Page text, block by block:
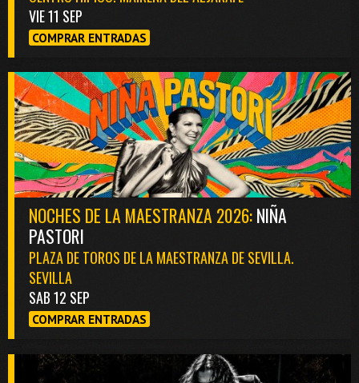
VIE 11 SEP
COMPRAR ENTRADAS
NOCHES DE LA MAESTRANZA 2026:NIÑA
PASTORI
PLAZA DE TOROS DE LA MAESTRANZA DE SEVILLA.
SEVILLA
SAB 12 SEP
COMPRAR ENTRADAS